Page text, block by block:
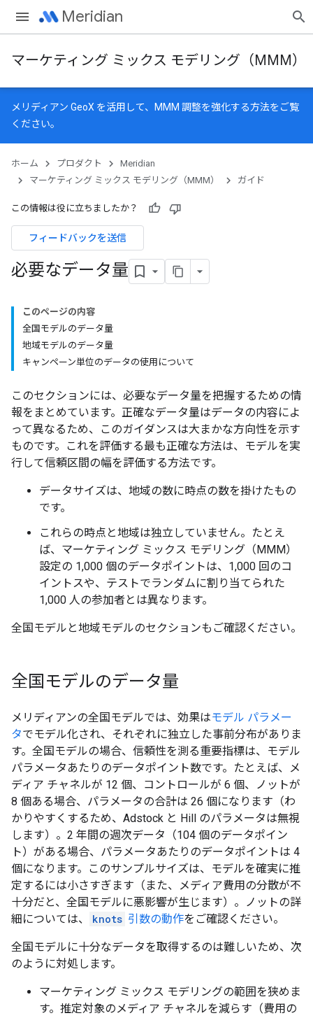
Meridian
マーケティング ミックス モデリング（MMM）
メリディアン GeoX を活用して、MMM 調整を強化する方法をご覧
ください。
ホーム プロダクト
Meridian
マーケティング ミックス モデリング（MMM）
ガイド
この情報は役に立ちましたか？
フィードバックを送信
必要なデータ量
このページの内容
全国モデルのデータ量
地域モデルのデータ量
キャンペーン単位のデータの使用について
このセクションには、必要なデータ量を把握するための情
報をまとめています。正確なデータ量はデータの内容によ
って異なるため、このガイダンスは大まかな方向性を示す
ものです。これを評価する最も正確な方法は、モデルを実
行して信頼区間の幅を評価する方法です。
データサイズは、地域の数に時点の数を掛けたもの
です。
これらの時点と地域は独立していません。たとえ
ば、マーケティング ミックス モデリング（MMM）
設定の 1,000 個のデータポイントは、1,000 回のコ
イントスや、テストでランダムに割り当てられた
1,000 人の参加者とは異なります。
全国モデルと地域モデルのセクションもご確認ください。
全国モデルのデータ量
メリディアンの全国モデルでは、効果はモデル パラメー
タでモデル化され、それぞれに独立した事前分布がありま
す。全国モデルの場合、信頼性を測る重要指標は、モデル
パラメータあたりのデータポイント数です。たとえば、メ
ディア チャネルが 12 個、コントロールが 6 個、ノットが
8 個ある場合、パラメータの合計は 26 個になります（わ
かりやすくするため、Adstock と Hill のパラメータは無視
します）。2 年間の週次データ（104 個のデータポイン
ト）がある場合、パラメータあたりのデータポイントは 4
個になります。このサンプルサイズは、モデルを確実に推
定するには小さすぎます（また、メディア費用の分散が不
十分だと、全国モデルに悪影響が生じます）。ノットの詳
細については、
knots 引数の動作をご確認ください。
全国モデルに十分なデータを取得するのは難しいため、次
のように対処します。
マーケティング ミックス モデリングの範囲を狭めま
す。推定対象のメディア チャネルを減らす（費用の